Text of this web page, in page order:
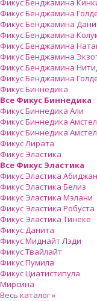
Фикус Бенджамина
Фикус Бенджамина
Фикус Бенджамина
Фикус Бенджамина
Фикус Бенджамина
Фикус Бенджамина
Фикус Бенджамина
Фикус Бенджамина
Фикус Биннедика
Все Фикус Биннедика
Фикус Биннедика Али
Фикус Биннедика
Фикус Биннедика
Фикус Лирата
Фикус Эластика
Все Фикус Эластика
Фикус Эластика Абиджан
Фикус Эластика Белиз
Фикус Эластика Мэлани
Фикус Эластика Робуста
Фикус Эластика Тинеке
Фикус Данита
Фикус Миднайт Лэди
Фикус Твайлайт
Фикус Пумила
Фикус Циатистипула
Мирсина
Весь каталог »